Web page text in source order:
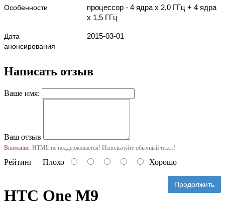
Особенности
процессор - 4 ядра x 2,0 ГГц + 4 ядра
x 1,5 ГГц
Дата
анонсирования
2015-03-01
Написать отзыв
Ваше имя:
Ваш отзыв
Внимание: HTML не поддерживается! Используйте обычный текст!
Рейтинг Плохо Хорошо
Продолжить
HTC One M9